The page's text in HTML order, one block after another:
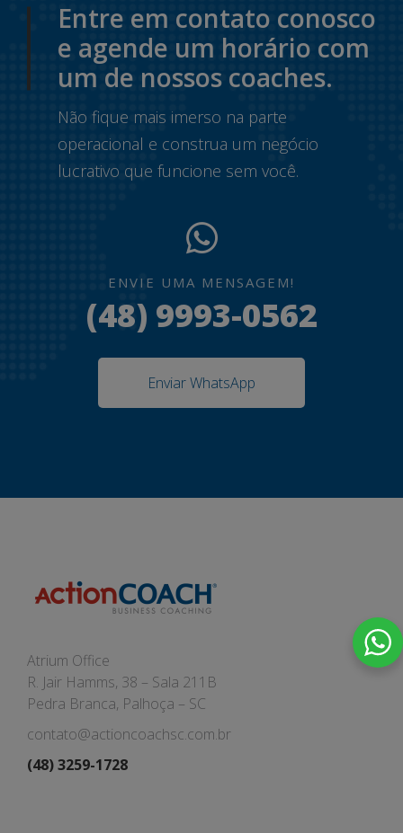
Entre em contato conosco
e agende um horário com
um de nossos coaches.
Não fique mais imerso na parte
operacional e construa um negócio
lucrativo que funcione sem você.
ENVIE UMA MENSAGEM!
(48) 9993-0562
Enviar WhatsApp
Atrium Office
R. Jair Hamms, 38 – Sala 211B
Pedra Branca, Palhoça – SC
contato@actioncoachsc.com.br
(48) 3259-1728